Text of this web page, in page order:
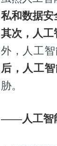
私和数据
其次，人
外，人工
后，人工
胁。
——人工智